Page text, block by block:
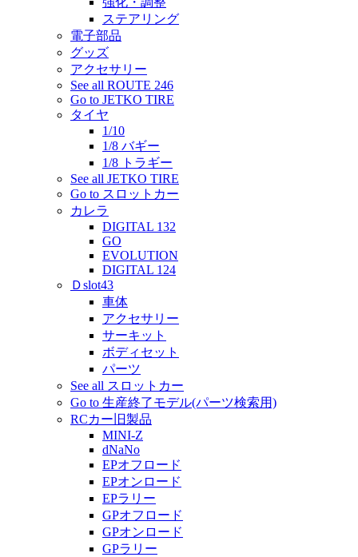
ステアリング
電子部品
グッズ
アクセサリー
See all ROUTE 246
Go to JETKO TIRE
タイヤ
1/10
1/8 バギー
1/8 トラギー
See all JETKO TIRE
Go to スロットカー
カレラ
DIGITAL 132
GO
EVOLUTION
DIGITAL 124
Ｄslot43
車体
アクセサリー
サーキット
ボディセット
パーツ
See all スロットカー
Go to 生産終了モデル(パーツ検索用)
RCカー旧製品
MINI-Z
dNaNo
EPオフロード
EPオンロード
EPラリー
GPオフロード
GPオンロード
GPラリー